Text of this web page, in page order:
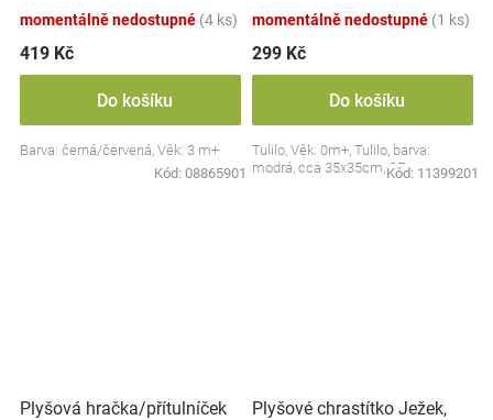
BabyOno
momentálně nedostupné (4 ks)
419 Kč
Do košíku
Barva: černá/červená, Věk: 3 m+
Kód: 08865901
momentálně nedostupné (1 ks)
299 Kč
Do košíku
Tulilo, Věk: 0m+, Tulilo, barva:
modrá, cca 35x35cm, CE
Kód: 11399201
Plyšová hračka/přítulníček
Plyšové chrastítko Ježek,